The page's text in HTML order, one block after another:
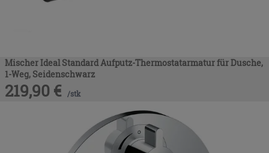
Mischer Ideal Standard Aufputz-Thermostatarmatur für Dusche,
1-Weg, Seidenschwarz
219,90 € /stk